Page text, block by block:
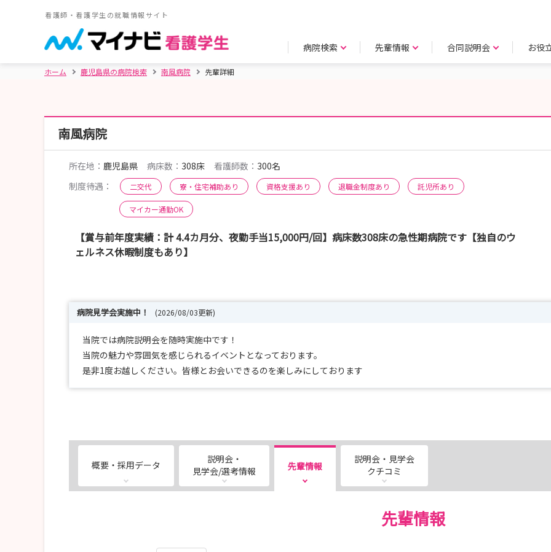
看護師・看護学生の就職情報サイト
病院検索 先輩情報 合同説明会 お役
ホーム 鹿児島県の病院検索 南風病院 先輩詳細
南風病院
所在地： 鹿児島県 病床数： 308床 看護師数： 300名
制度待遇：
二交代 寮・住宅補助あり 資格支援あり 退職金制度あり 託児所あり
マイカー通勤OK
【賞与前年度実績：計 4.4カ月分、夜勤手当15,000円/回】病床数308床の急性期病院です【独自のウ
ェルネス休暇制度もあり】
病院見学会実施中！ (2026/08/03更新)
当院では病院説明会を随時実施中です！
当院の魅力や雰囲気を感じられるイベントとなっております。
是非1度お越しください。皆様とお会いできるのを楽しみにしております
概要・採用データ
説明会・
見学会/選考情報
先輩情報
説明会・見学会
クチコミ
先輩情報